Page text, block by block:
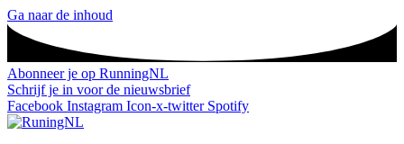
Ga naar de inhoud
Abonneer je op RunningNL
Schrijf je in voor de nieuwsbrief
Facebook Instagram Icon-x-twitter Spotify